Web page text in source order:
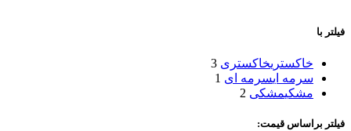
فیلتر با
خاکستریخاکستری 3
سرمه ایسرمه ای 1
مشکیمشکی 2
فیلتر براساس قیمت: